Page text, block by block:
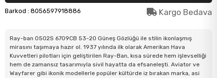
Barkod : 8056597918886 Kargo Bedava
Ray-ban 0502S 6709CB 53-20 Güneş Gözlüğü ile stilin ikonlaşmış
mirasını taşımaya hazır ol. 1937 yılında ilk olarak Amerikan Hava
Kuvvetleri pilotları için geliştirilen Ray-Ban, kısa sürede hem işlevselliği
hem de zamansız tasarımıyla sivil hayatta da efsaneleşti. Aviator ve
Wayfarer gibi ikonik modellerle popüler kültürde iz bırakan marka, asi